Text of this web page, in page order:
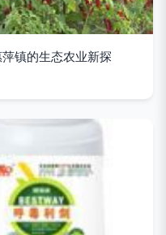
镇的生态农业新探